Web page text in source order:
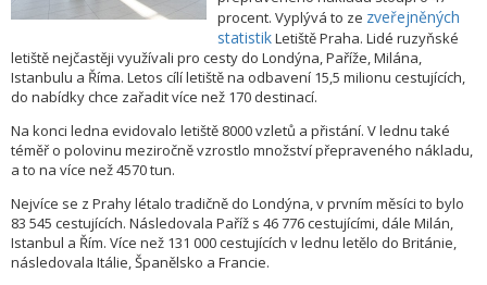
procent. Vyplývá to ze zveřejněných
statistikLetiště Praha. Lidé ruzyňské
letiště nejčastěji využívali pro cesty do Londýna, Paříže, Milána,
Istanbulu a Říma. Letos cílí letiště na odbavení 15,5 milionu cestujících,
do nabídky chce zařadit více než 170 destinací.
Na konci ledna evidovalo letiště 8000 vzletů a přistání. V lednu také
téměř o polovinu meziročně vzrostlo množství přepraveného nákladu,
a to na více než 4570 tun.
Nejvíce se z Prahy létalo tradičně do Londýna, v prvním měsíci to bylo
83 545 cestujících. Následovala Paříž s 46 776 cestujícími, dále Milán,
Istanbul a Řím. Více než 131 000 cestujících v lednu letělo do Británie,
následovala Itálie, Španělsko a Francie.